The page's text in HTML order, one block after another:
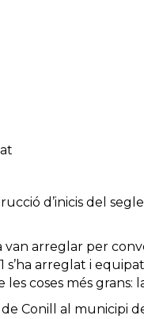
d’inicis del
van arreglar per
s’ha arreglat i
coses més grans:
Conill al municipi